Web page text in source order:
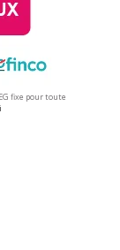
fixe pour toute